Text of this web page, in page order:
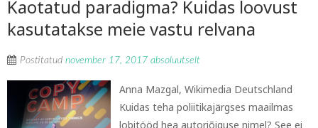
Kaotatud paradigma? Kuidas loovust
kasutatakse meie vastu relvana
Postitatud november 17, 2017 absoluutselt
Anna Mazgal, Wikimedia Deutschland
Kuidas teha poliitikajärgses maailmas
lobitööd hea autoriõiguse nimel? See ei